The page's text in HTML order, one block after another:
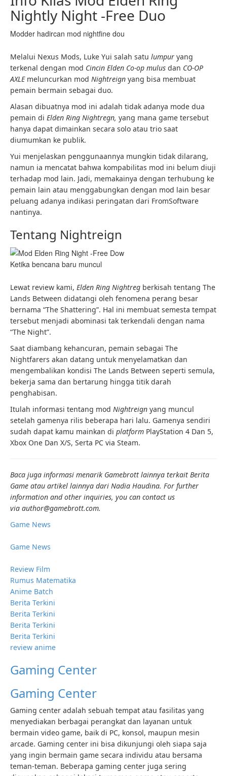
Nightly Night -Free Duo
Modder hadircan mod nightfine dou
Melalui Nexus Mods, Luke Yui salah satu lumpur yang
terkenal dengan mod Cincin Elden Co-op mulus dan CO-OP
AXLEmeluncurkan mod Nightreign yang bisa membuat
pemain bermain sebagai duo.
Alasan dibuatnya mod ini adalah tidak adanya mode dua
pemain di Elden Ring Nightregn, yang mana game tersebut
hanya dapat dimainkan secara solo atau trio saat
diumumkan ke publik.
Yui menjelaskan penggunaannya mungkin tidak dilarang,
namun ia mencatat bahwa kompabilitas mod ini belum diuji
terhadap mod lain. Jadi, memakainya dengan terhubung ke
pemain lain atau menggabungkan dengan mod lain besar
peluang adanya indikasi peringatan dari FromSoftware
nantinya.
Tentang Nightreign
Ketika bencana baru muncul
Lewat review kami, Elden Ring Nightreg berkisah tentang The
Lands Between didatangi oleh fenomena perang besar
bernama “The Shattering”. Hal ini membuat semesta tempat
tersebut menjadi abominasi tak terkendali dengan nama
“The Night”.
Saat diambang kehancuran, pemain sebagai The
Nightfarers akan datang untuk menyelamatkan dan
mengembalikan kondisi The Lands Between seperti semula,
bekerja sama dan bertarung hingga titik darah
penghabisan.
Itulah informasi tentang mod Nightreign yang muncul
setelah gamenya rilis beberapa hari lalu. Gamenya sendiri
sudah dapat kamu mainkan di platform PlayStation 4 Dan 5,
Xbox One Dan X/S, Serta PC via Steam.
Baca juga informasi menarik Gamebrott lainnya terkait Berita
Game atau artikel lainnya dari Nadia Haudina. For further
information and other inquiries, you can contact us
via author@gamebrott.com.
Game News
Game News
Review Film
Rumus Matematika
Anime Batch
Berita Terkini
Berita Terkini
Berita Terkini
Berita Terkini
review anime
Gaming Center
Gaming Center
Gaming center adalah sebuah tempat atau fasilitas yang
menyediakan berbagai perangkat dan layanan untuk
bermain video game, baik di PC, konsol, maupun mesin
arcade. Gaming center ini bisa dikunjungi oleh siapa saja
yang ingin bermain game secara individu atau bersama
teman-teman. Beberapa gaming center juga sering